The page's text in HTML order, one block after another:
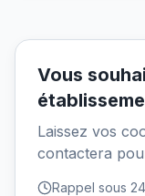
Vous
Laissez vos
contactera
Rappel sous